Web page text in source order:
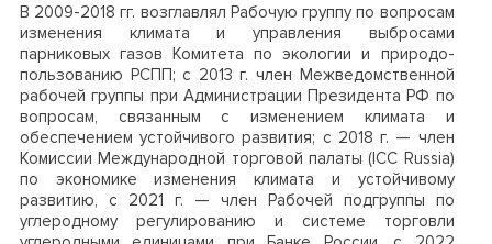
В 2009-2018 гг. возглавлял Рабочую группу по вопросам
изменения климата и управления выбросами
парниковых газов Комитета по экологии и природо-
пользованию РСПП; с 2013 г. член Межведомственной
рабочей группы при Администрации Президента РФ по
вопросам, связанным с изменением климата и
обеспечением устойчивого развития; с 2018 г. — член
Комиссии Международной торговой палаты (ICC Russia)
по экономике изменения климата и устойчивому
развитию, с 2021 г. — член Рабочей подгруппы по
углеродному регулированию и системе торговли